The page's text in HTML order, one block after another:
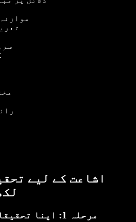
اشاعت کے لیے
مرحلہ 1: اپنا تحقیقاتی سوال واضح کریں